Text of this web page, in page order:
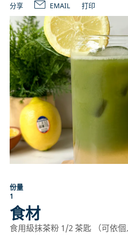
分享 EMAIL 打印
份量
1
食材
食用級抹茶粉 1/2 茶匙 （可依